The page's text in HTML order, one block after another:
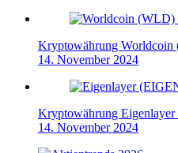
Kryptowährung Worldcoin
14. November 2024
Kryptowährung
14. November 2024